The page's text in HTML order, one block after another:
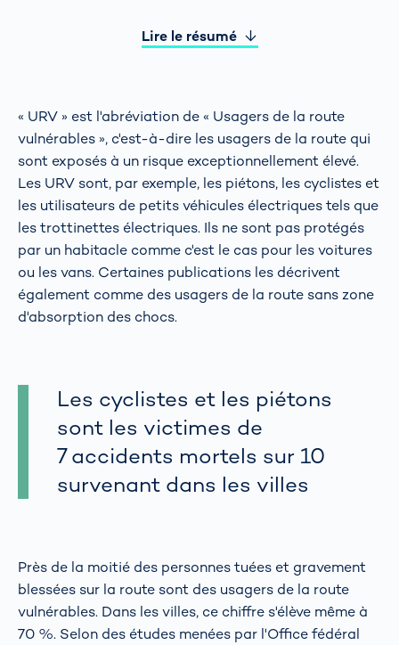
Lire le résumé
« URV » est l'abréviation de « Usagers de la route
vulnérables », c'est-à-dire les usagers de la route qui
sont exposés à un risque exceptionnellement élevé.
Les URV sont, par exemple, les piétons, les cyclistes et
les utilisateurs de petits véhicules électriques tels que
les trottinettes électriques. Ils ne sont pas protégés
par un habitacle comme c'est le cas pour les voitures
ou les vans. Certaines publications les décrivent
également comme des usagers de la route sans zone
d'absorption des chocs.
Les cyclistes et les piétons
sont les victimes de
7 accidents mortels sur 10
survenant dans les villes
Près de la moitié des personnes tuées et gravement
blessées sur la route sont des usagers de la route
vulnérables. Dans les villes, ce chiffre s'élève même à
70 %. Selon des études menées par l'Office fédéral